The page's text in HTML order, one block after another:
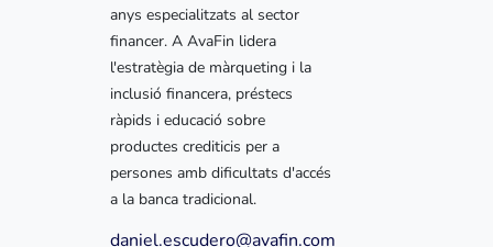
anys especialitzats al sector
financer. A AvaFin lidera
l'estratègia de màrqueting i la
inclusió financera, préstecs
ràpids i educació sobre
productes crediticis per a
persones amb dificultats d'accés
a la banca tradicional.
daniel.escudero@avafin.com